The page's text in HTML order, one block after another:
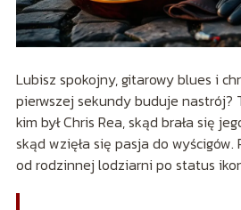
Lubisz spokojny, gitarowy blues i
pierwszej sekundy buduje nastrój?
kim był Chris Rea, skąd brała się
skąd wzięła się pasja do
od rodzinnej lodziarni po status